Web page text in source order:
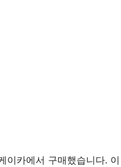
카에서 구매했습니다.